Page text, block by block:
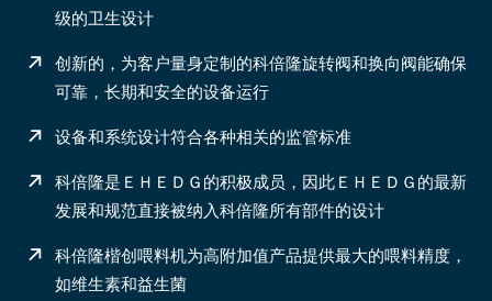
级的卫生设计
创新的，为客户量身定制的科倍隆旋转阀和换向阀能确保
可靠，长期和安全的设备运行
设备和系统设计符合各种相关的监管标准
科倍隆是ＥＨＥＤＧ的积极成员，因此ＥＨＥＤＧ的最新
发展和规范直接被纳入科倍隆所有部件的设计
科倍隆楷创喂料机为高附加值产品提供最大的喂料精度，
如维生素和益生菌